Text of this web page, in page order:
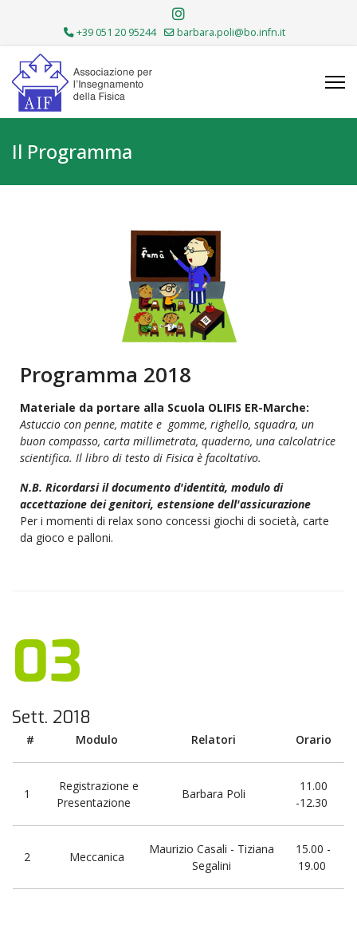
+39 051 20 95244 barbara.poli@bo.infn.it
Il Programma
Programma 2018
Materiale da portare alla Scuola OLIFIS ER-Marche:
Astuccio con penne, matite e gomme, righello, squadra, un
buon compasso, carta millimetrata, quaderno, una calcolatrice
scientifica. Il libro di testo di Fisica è facoltativo.
N.B. Ricordarsi il documento d'identità, modulo di
accettazione dei genitori, estensione dell'assicurazione
Per i momenti di relax sono concessi giochi di società, carte
da gioco e palloni.
03
Sett. 2018
# Modulo Relatori Orario
1
Registrazione e
Presentazione
Barbara Poli
11.00
-12.30
2 Meccanica
Maurizio Casali - Tiziana
Segalini
15.00 -
19.00